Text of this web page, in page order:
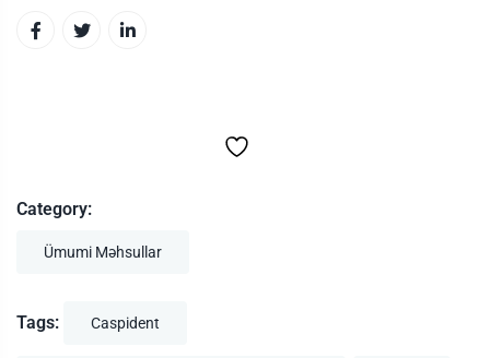
Category:
Ümumi Məhsullar
Tags: Caspident